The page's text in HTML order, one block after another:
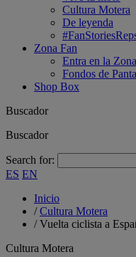
Cultura Motera
De leyenda
Zona Fan
Entra en la
Fondos de
Shop Box
Buscador
Buscador
Search for:
ES EN
Inicio
/Cultura Motera
/Vuelta ciclista a
Cultura Motera